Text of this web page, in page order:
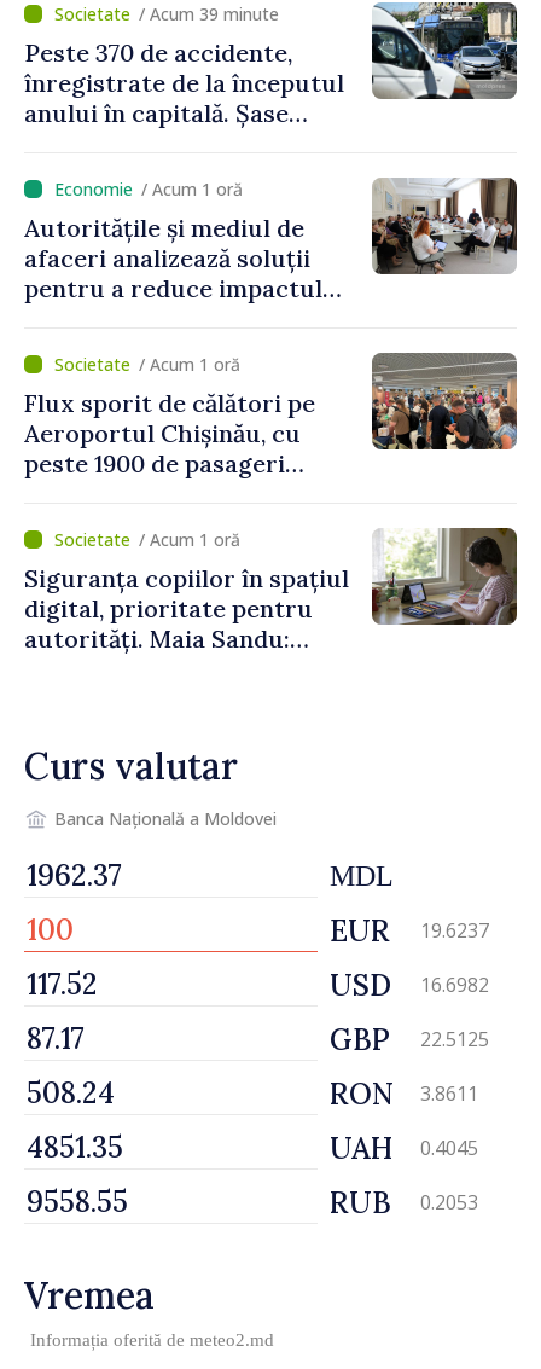
reparație vor fi efectuate în
regim prioritar
/ Acum 39 minute
Peste 370 de accidente,
înregistrate de la începutul
anului în capitală. Șase
/ Acum 1 oră
Autoritățile și mediul de
afaceri analizează soluții
pentru a reduce impactul
asupra economiei
/ Acum 1 oră
Flux sporit de călători pe
Aeroportul Chișinău, cu
peste 1900 de pasageri
de vârf a concediilor
/ Acum 1 oră
Siguranța copiilor în spațiul
digital, prioritate pentru
autorități. Maia Sandu:
Curs valutar
Banca Națională a Moldovei
MDL
EUR 19.6237
USD 16.6982
GBP 22.5125
RON 3.8611
UAH 0.4045
RUB 0.2053
Vremea
Informația oferită de meteo2.md